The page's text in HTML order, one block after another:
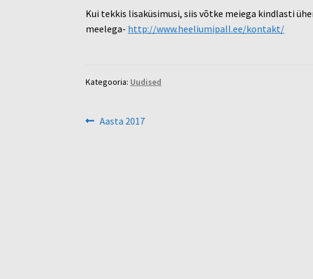
Kui tekkis lisaküsimusi, siis võtke meiega kindlasti
meelega- http://www.heeliumipall.ee/kontakt/
Kategooria: Uudised
Navigeerimine
Eelmine
Aasta 2017